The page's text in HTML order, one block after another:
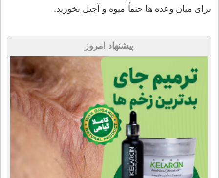
برای میان وعده ها حتماً میوه و آجیل بخورید.
پیشنهاد امروز